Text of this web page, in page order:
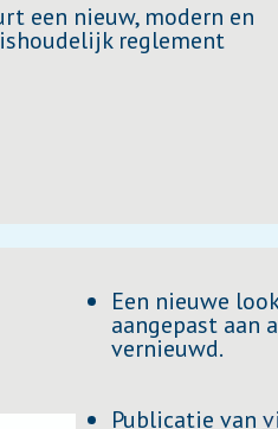
een nieuw, modern en
reglement
Een nieuwe
aangepast aan
vernieuwd.
Publicatie van